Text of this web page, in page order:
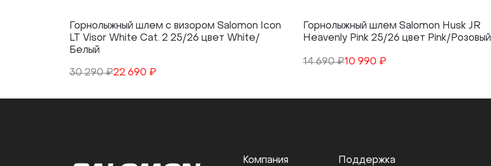
Горнолыжный шлем с визором Salomon Icon
LT Visor White Cat. 2 25/26 цвет White/
Белый
30 290 ₽22 690 ₽
Горнолыжный шлем Salomon Husk JR
Heavenly Pink 25/26 цвет Pink/Розовый
14 690 ₽10 990 ₽
Компания Поддержка